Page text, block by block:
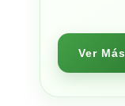
Ver Más